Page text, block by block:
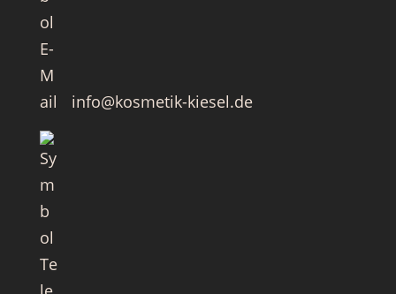
info@kosmetik-kiesel.de